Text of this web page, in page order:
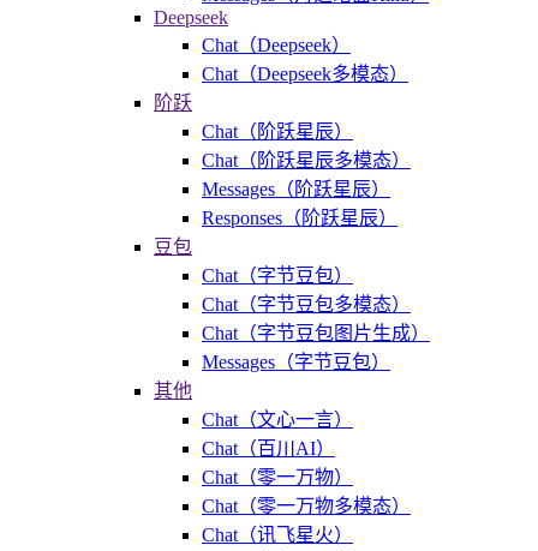
Deepseek
Chat（Deepseek）
Chat（Deepseek多模态）
阶跃
Chat（阶跃星辰）
Chat（阶跃星辰多模态）
Messages（阶跃星辰）
Responses（阶跃星辰）
豆包
Chat（字节豆包）
Chat（字节豆包多模态）
Chat（字节豆包图片生成）
Messages（字节豆包）
其他
Chat（文心一言）
Chat（百川AI）
Chat（零一万物）
Chat（零一万物多模态）
Chat（讯飞星火）